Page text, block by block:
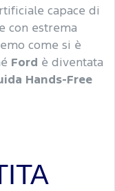
capace di
con estrema
come si è
Ford è diventata
Hands-Free